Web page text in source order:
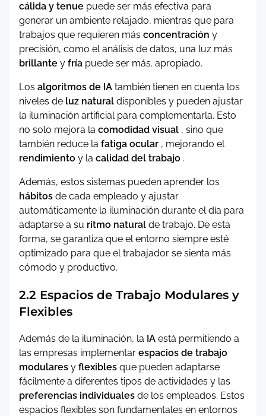
cálida y tenue puede ser más efectiva para
generar un ambiente relajado, mientras que para
trabajos que requieren más concentración y
precisión, como el análisis de datos, una luz más
brillante y fría puede ser más. apropiado.
Los algoritmos de IA también tienen en cuenta los
niveles de luz natural disponibles y pueden ajustar
la iluminación artificial para complementarla. Esto
no solo mejora la comodidad visual , sino que
también reduce la fatiga ocular , mejorando el
rendimiento y la calidad del trabajo .
Además, estos sistemas pueden aprender los
hábitos de cada empleado y ajustar
automáticamente la iluminación durante el día para
adaptarse a su ritmo natural de trabajo. De esta
forma, se garantiza que el entorno siempre esté
optimizado para que el trabajador se sienta más
cómodo y productivo.
2.2 Espacios de Trabajo Modulares y
Flexibles
Además de la iluminación, la IA está permitiendo a
las empresas implementar espacios de trabajo
modulares y flexibles que pueden adaptarse
fácilmente a diferentes tipos de actividades y las
preferencias individuales de los empleados. Estos
espacios flexibles son fundamentales en entornos